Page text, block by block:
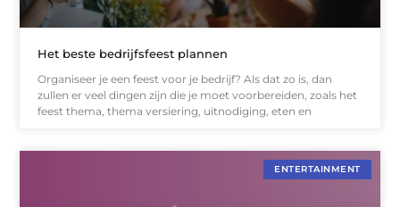
Het beste bedrijfsfeest plannen
Organiseer je een feest voor je bedrijf? Als dat zo is, dan
zullen er veel dingen zijn die je moet voorbereiden, zoals het
feest thema, thema versiering, uitnodiging, eten en
ENTERTAINMENT